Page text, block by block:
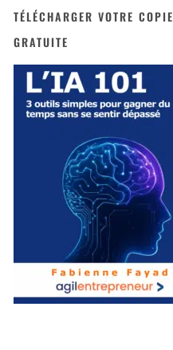
TÉLÉCHARGER VOTRE COPIE
GRATUITE